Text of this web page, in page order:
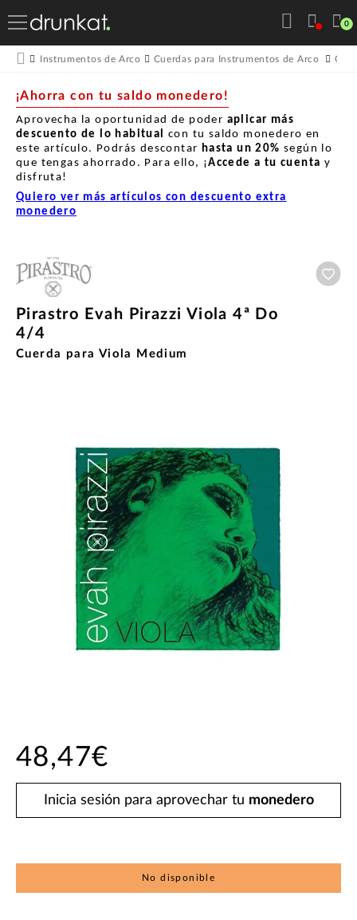
0
Instrumentos de Arco Cuerdas para Instrumentos de Arco
¡Ahorra con tu saldo monedero!
Aprovecha la oportunidad de poder aplicar más
descuento de lo habitual con tu saldo monedero en
este artículo. Podrás descontar hasta un 20% según lo
que tengas ahorrado. Para ello, ¡Accede a tu cuenta y
disfruta!
Quiero ver más artículos con descuento extra
monedero
Pirastro Evah Pirazzi Viola 4ª Do
4/4
Cuerda para Viola Medium
48,47€
Inicia sesión para aprovechar tu monedero
No disponible